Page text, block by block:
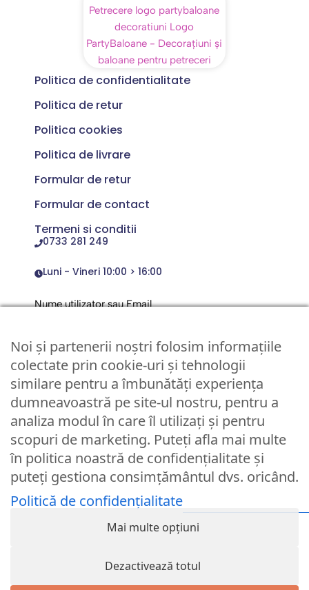
Politica de confidentialitate
Politica de retur
Politica cookies
Politica de livrare
Formular de retur
Formular de contact
Termeni si conditii
0733 281 249
Luni - Vineri 10:00 > 16:00
Nume utilizator sau Email
Parola
Remember Me
Logare
Lost your password?
© Partybaloane.ro - Toate drepturile rezervate. ™
Noi și partenerii noștri folosim informațiile
colectate prin cookie-uri și tehnologii
similare pentru a îmbunătăți experiența
dumneavoastră pe site-ul nostru, pentru a
analiza modul în care îl utilizați și pentru
scopuri de marketing. Puteți afla mai multe
în politica noastră de confidențialitate și
puteți gestiona consimțământul dvs. oricând.
Politică de confidențialitate
Mai multe opțiuni
Dezactivează totul